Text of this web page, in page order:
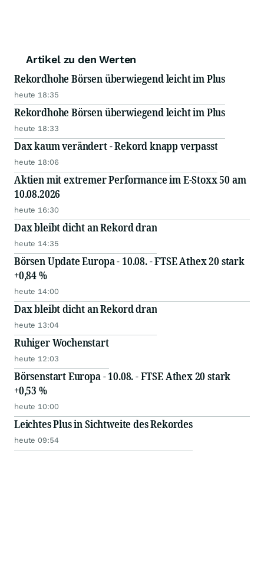
Artikel zu den Werten
Rekordhohe Börsen überwiegend leicht im Plus
heute 18:35
Rekordhohe Börsen überwiegend leicht im Plus
heute 18:33
Dax kaum verändert - Rekord knapp verpasst
heute 18:06
Aktien mit extremer Performance im E-Stoxx 50 am
10.08.2026
heute 16:30
Dax bleibt dicht an Rekord dran
heute 14:35
Börsen Update Europa - 10.08. - FTSE Athex 20 stark
+0,84 %
heute 14:00
Dax bleibt dicht an Rekord dran
heute 13:04
Ruhiger Wochenstart
heute 12:03
Börsenstart Europa - 10.08. - FTSE Athex 20 stark
+0,53 %
heute 10:00
Leichtes Plus in Sichtweite des Rekordes
heute 09:54